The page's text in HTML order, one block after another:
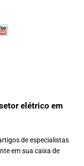
elétrico em
de especialistas
em sua caixa de